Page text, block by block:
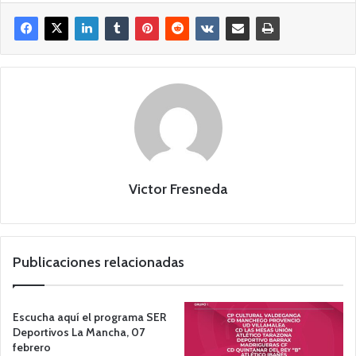
Victor Fresneda
Publicaciones relacionadas
Escucha aquí el programa SER
Deportivos La Mancha, 07
febrero